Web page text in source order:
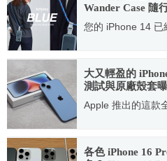
Wander Case 隨
紹
您的 iPhone 14 已
2022.09.25
大又輕盈的
測試與原廠殼套
Apple 推出的這款
2022.10.11
各色 iPhone 16